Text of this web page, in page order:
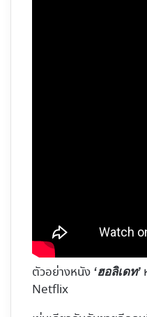
ตัวอย่างหนัง ‘ฮอลิเดท’
Netflix